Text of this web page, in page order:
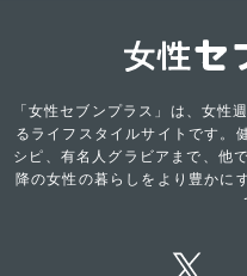
「女性セブンプラス」は、女性
るライフスタイルサイトです。
シピ、有名人グラビアまで、他
降の女性の暮らしをより豊かに